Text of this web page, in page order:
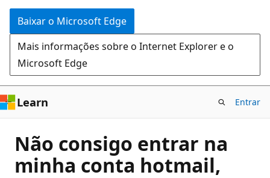
Baixar o Microsoft Edge
Mais informações sobre o Internet Explorer e o
Microsoft Edge
Learn Entrar
Não consigo entrar na
minha conta hotmail,